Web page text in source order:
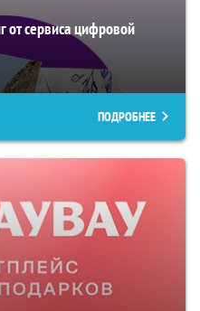
от сервиса цифровой
ПОДРОБНЕЕ